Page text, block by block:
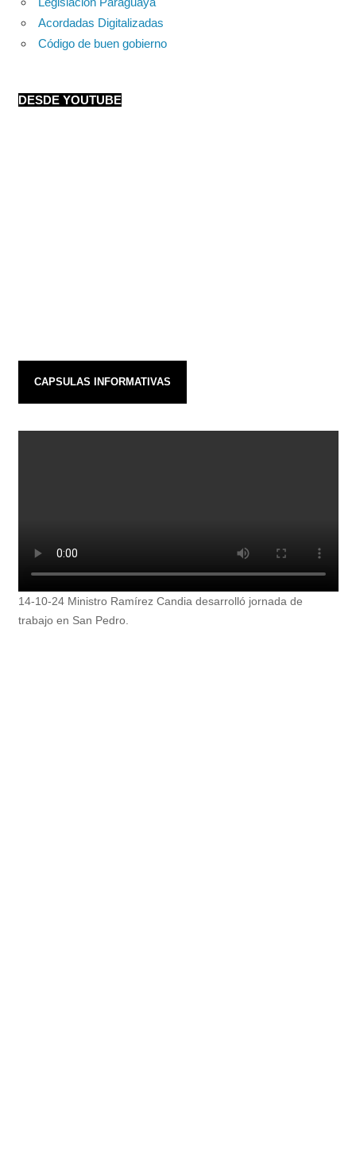
Acordadas Digitalizadas
Código de buen gobierno
DESDE YOUTUBE
CAPSULAS INFORMATIVAS
14-10-24 Ministro Ramírez Candia desarrolló jornada de
trabajo en San Pedro.